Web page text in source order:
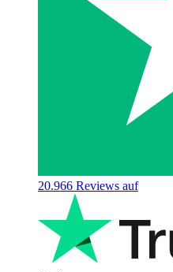
20.966 Reviews auf